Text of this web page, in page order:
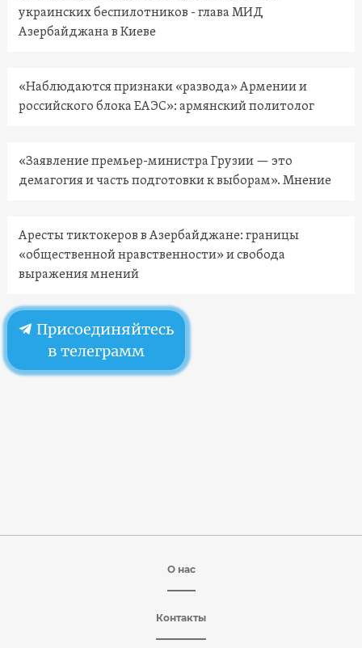
украинских беспилотников - глава МИД
Азербайджана в Киеве
«Наблюдаются признаки «развода» Армении и
российского блока ЕАЭС»: армянский политолог
«Заявление премьер-министра Грузии — это
демагогия и часть подготовки к выборам». Мнение
Аресты тиктокеров в Азербайджане: границы
«общественной нравственности» и свобода
выражения мнений
Присоединяйтесь
в телеграмм
О нас
Контакты